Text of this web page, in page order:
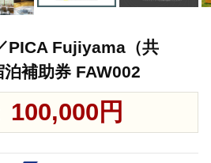
PICA Fujiyama（共
補助券 FAW002
100,000円